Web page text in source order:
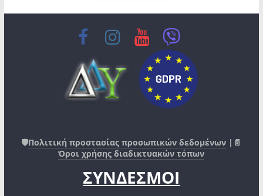
🛡️Πολιτική προστασίας προσωπικών δεδομένων |📄
Όροι χρήσης διαδικτυακών τόπων
ΣΥΝΔΕΣΜΟΙ